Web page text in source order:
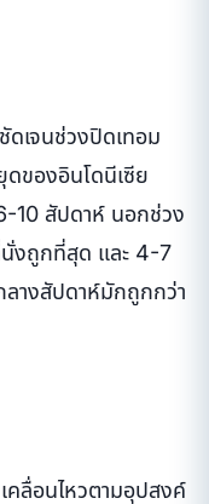
เจนช่วงปิดเทอม
ของอินโดนีเซีย
10 สัปดาห์ นอกช่วง
งถูกที่สุด และ 4-7
างสัปดาห์มักถูกกว่า
ลื่อนไหวตามอุปสงค์